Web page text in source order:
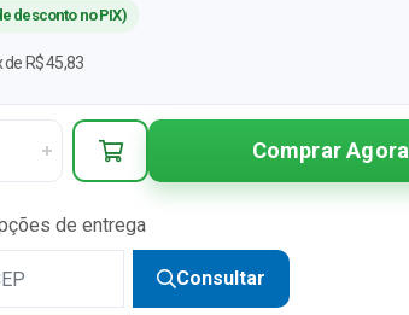
desconto no PIX)
R$ 45,83
Comprar Agora
de entrega
Consultar